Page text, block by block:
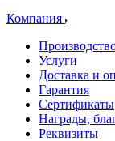
Компания
Услуги
Доставка и
Гарантия
Сертификаты
Награды,
Реквизиты